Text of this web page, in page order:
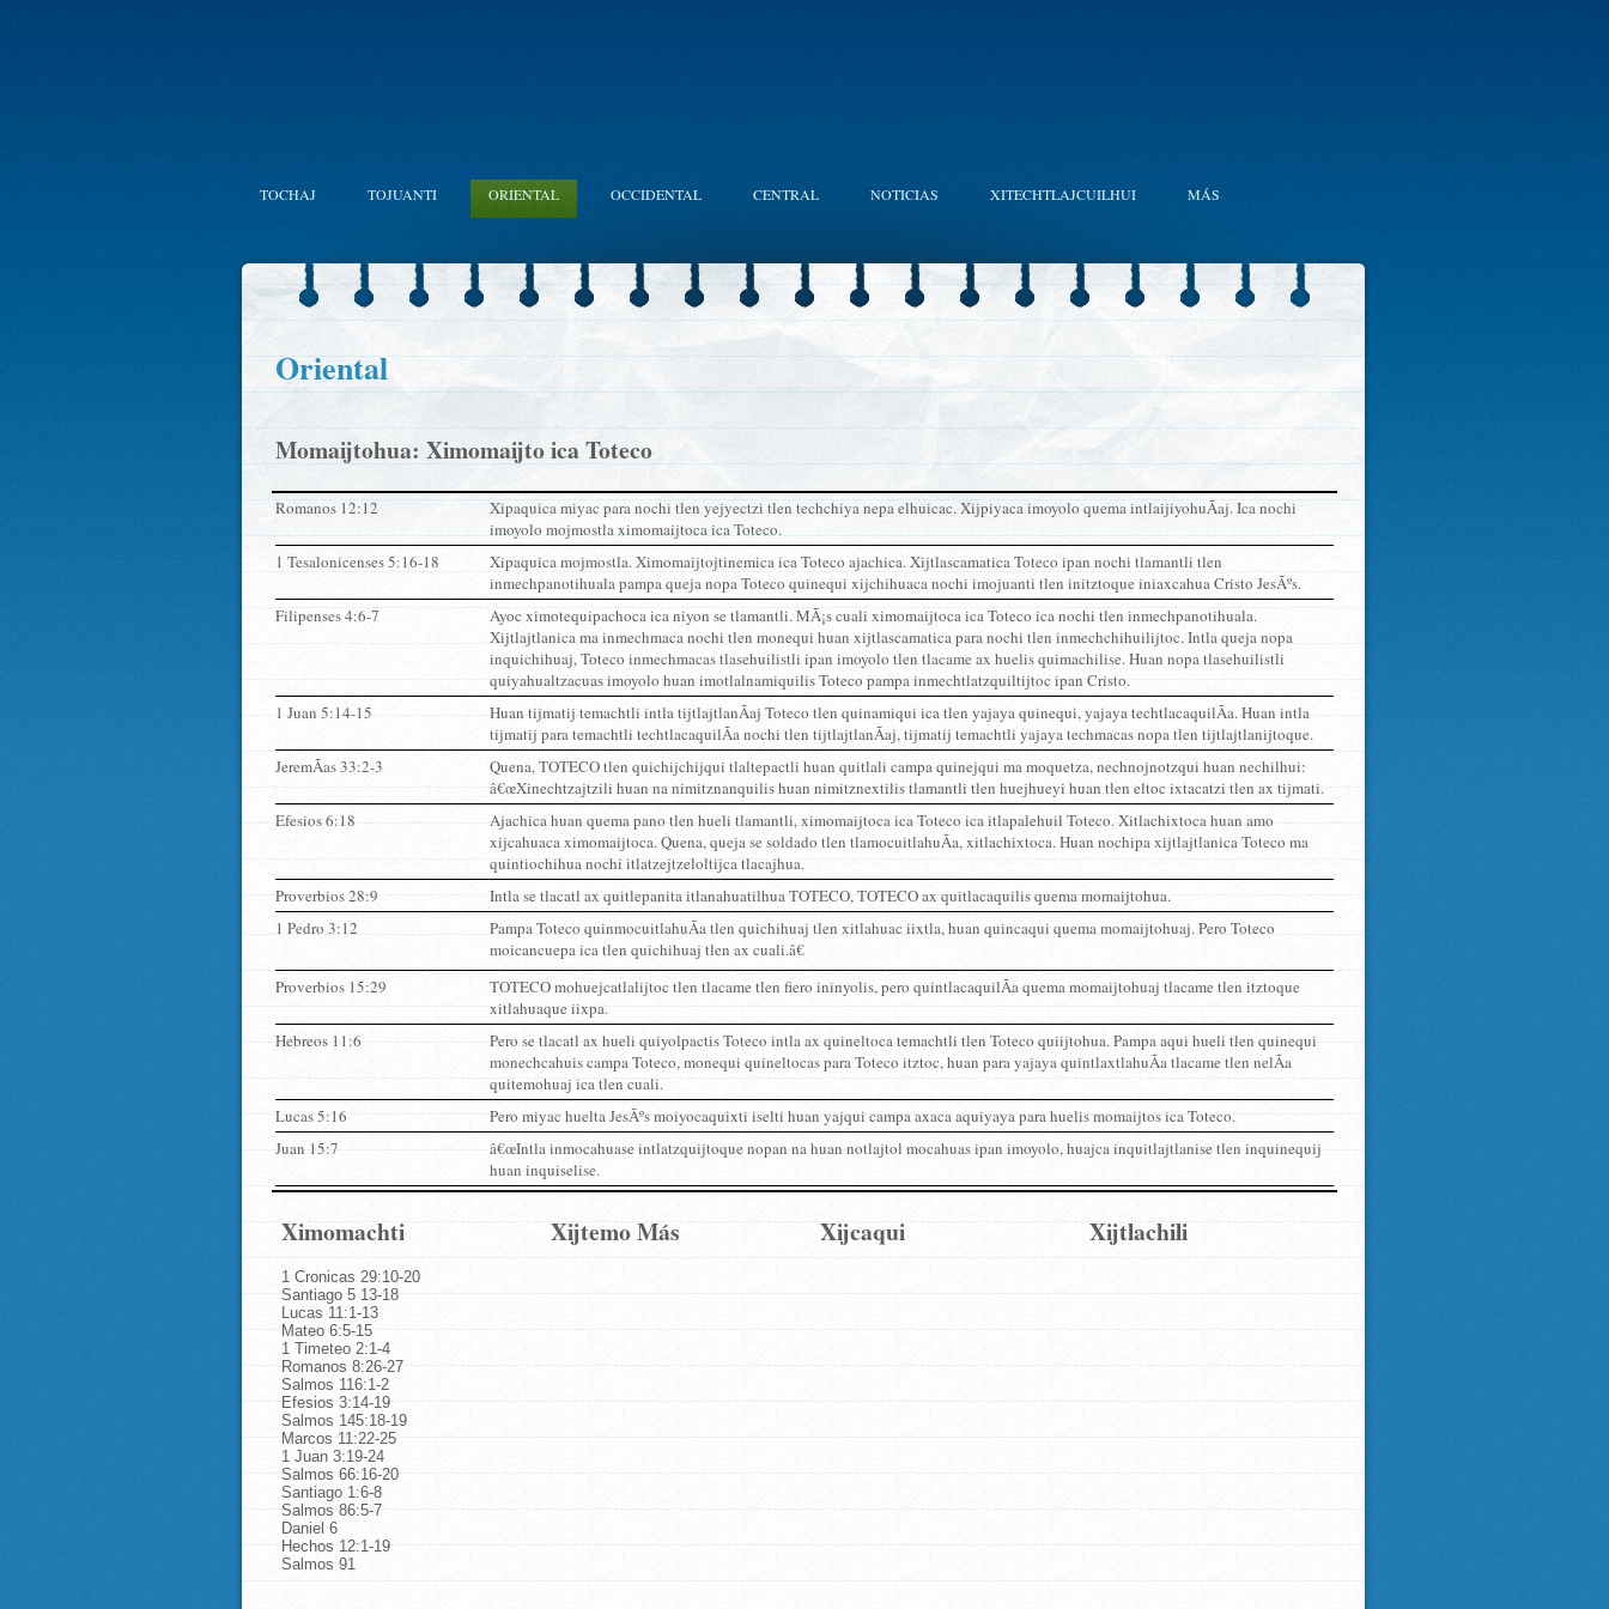
TOCHAJ TOJUANTI ORIENTAL OCCIDENTAL CENTRAL NOTICIAS XITECHTLAJCUILHUI MÁS
Oriental
Momaijtohua: Ximomaijto ica Toteco
Romanos 12:12
Xipaquica miyac para nochi tlen yejyectzi tlen techchiya nepa elhuicac. Xijpiyaca imoyolo quema intlaijiyohuÃ­aj. Ica nochi
imoyolo mojmostla ximomaijtoca ica Toteco.
1 Tesalonicenses 5:16-18
Xipaquica mojmostla. Ximomaijtojtinemica ica Toteco ajachica. Xijtlascamatica Toteco ipan nochi tlamantli tlen
inmechpanotihuala pampa queja nopa Toteco quinequi xijchihuaca nochi imojuanti tlen initztoque iniaxcahua Cristo JesÃºs.
Filipenses 4:6-7
Ayoc ximotequipachoca ica niyon se tlamantli. MÃ¡s cuali ximomaijtoca ica Toteco ica nochi tlen inmechpanotihuala.
Xijtlajtlanica ma inmechmaca nochi tlen monequi huan xijtlascamatica para nochi tlen inmechchihuilijtoc. Intla queja nopa
inquichihuaj, Toteco inmechmacas tlasehuilistli ipan imoyolo tlen tlacame ax huelis quimachilise. Huan nopa tlasehuilistli
quiyahualtzacuas imoyolo huan imotlalnamiquilis Toteco pampa inmechtlatzquiltijtoc ipan Cristo.
1 Juan 5:14-15
Huan tijmatij temachtli intla tijtlajtlanÃ­aj Toteco tlen quinamiqui ica tlen yajaya quinequi, yajaya techtlacaquilÃ­a. Huan intla
tijmatij para temachtli techtlacaquilÃ­a nochi tlen tijtlajtlanÃ­aj, tijmatij temachtli yajaya techmacas nopa tlen tijtlajtlanijtoque.
JeremÃ­as 33:2-3
Quena, TOTECO tlen quichijchijqui tlaltepactli huan quitlali campa quinejqui ma moquetza, nechnojnotzqui huan nechilhui:
â€œXinechtzajtzili huan na nimitznanquilis huan nimitznextilis tlamantli tlen huejhueyi huan tlen eltoc ixtacatzi tlen ax tijmati.
Efesios 6:18
Ajachica huan quema pano tlen hueli tlamantli, ximomaijtoca ica Toteco ica itlapalehuil Toteco. Xitlachixtoca huan amo
xijcahuaca ximomaijtoca. Quena, queja se soldado tlen tlamocuitlahuÃ­a, xitlachixtoca. Huan nochipa xijtlajtlanica Toteco ma
quintiochihua nochi itlatzejtzeloltijca tlacajhua.
Proverbios 28:9
Intla se tlacatl ax quitlepanita itlanahuatilhua TOTECO, TOTECO ax quitlacaquilis quema momaijtohua.
1 Pedro 3:12
Pampa Toteco quinmocuitlahuÃ­a tlen quichihuaj tlen xitlahuac iixtla, huan quincaqui quema momaijtohuaj. Pero Toteco
moicancuepa ica tlen quichihuaj tlen ax cuali.â€
Proverbios 15:29
TOTECO mohuejcatlalijtoc tlen tlacame tlen fiero ininyolis, pero quintlacaquilÃ­a quema momaijtohuaj tlacame tlen itztoque
xitlahuaque iixpa.
Hebreos 11:6
Pero se tlacatl ax hueli quiyolpactis Toteco intla ax quineltoca temachtli tlen Toteco quiijtohua. Pampa aqui hueli tlen quinequi
monechcahuis campa Toteco, monequi quineltocas para Toteco itztoc, huan para yajaya quintlaxtlahuÃ­a tlacame tlen nelÃ­a
quitemohuaj ica tlen cuali.
Lucas 5:16
Pero miyac huelta JesÃºs moiyocaquixti iselti huan yajqui campa axaca aquiyaya para huelis momaijtos ica Toteco.
Juan 15:7
â€œIntla inmocahuase intlatzquijtoque nopan na huan notlajtol mocahuas ipan imoyolo, huajca inquitlajtlanise tlen inquinequij
huan inquiselise.
Ximomachti Xijtemo Más Xijcaqui Xijtlachili
1 Cronicas 29:10-20
Santiago 5 13-18
Lucas 11:1-13
Mateo 6:5-15
1 Timeteo 2:1-4
Romanos 8:26-27
Salmos 116:1-2
Efesios 3:14-19
Salmos 145:18-19
Marcos 11:22-25
1 Juan 3:19-24
Salmos 66:16-20
Santiago 1:6-8
Salmos 86:5-7
Daniel 6
Hechos 12:1-19
Salmos 91